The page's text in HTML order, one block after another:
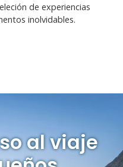
de experiencias
inolvidables.
al viaje